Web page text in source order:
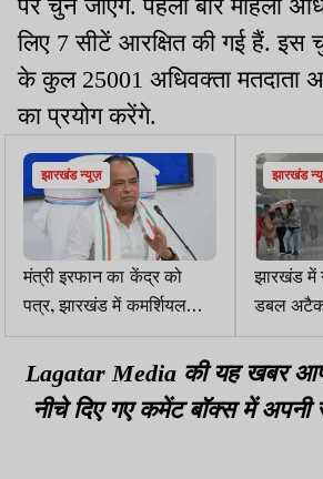
पर चुने जाएंगे. पहली बार महिला
लिए 7 सीटें आरक्षित की गई हैं. इस
के कुल 25001 अधिवक्ता मतदाता
का प्रयोग करेंगे.
झारखंड न्यूज़
मंत्री इरफान का केंद्र को
पत्र, झारखंड में कमर्शियल
LPG सिलेंडर की आपूर्ति बहाल
करने की मांग
झारखंड
झारखंड में
डबल
हवाओं के
Lagatar Media की यह खबर
नीचे दिए गए कमेंट बॉक्स में अपनी